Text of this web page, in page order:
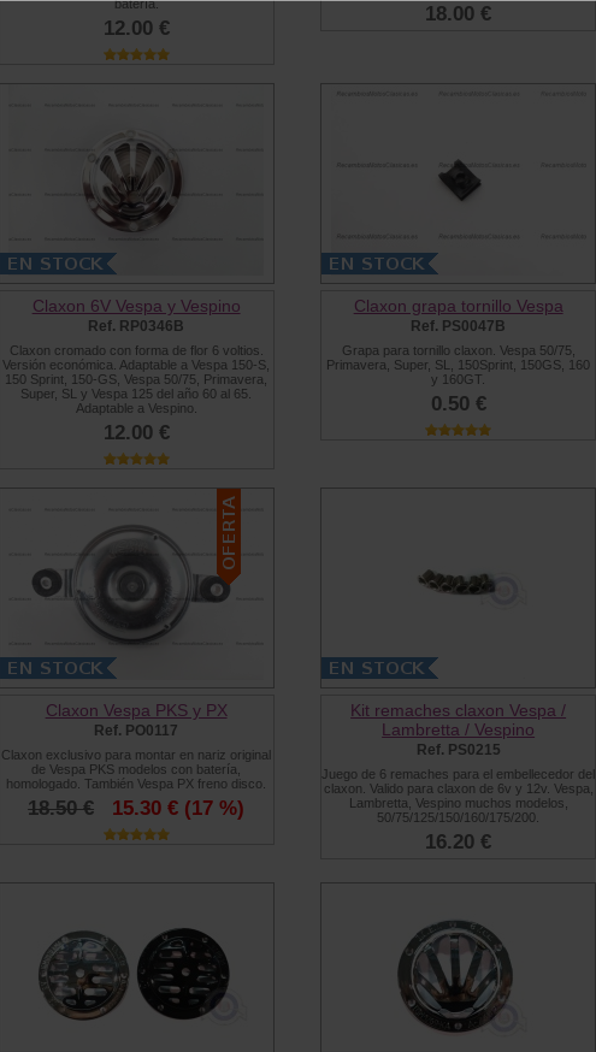
batería.
12.00 €
18.00 €
Claxon 6V Vespa y Vespino
Ref. RP0346B
Claxon cromado con forma de flor 6 voltios.
Versión económica. Adaptable a Vespa 150-S,
150 Sprint, 150-GS, Vespa 50/75, Primavera,
Super, SL y Vespa 125 del año 60 al 65.
Adaptable a Vespino.
12.00 €
Claxon grapa tornillo Vespa
Ref. PS0047B
Grapa para tornillo claxon. Vespa 50/75,
Primavera, Super, SL, 150Sprint, 150GS, 160
y 160GT.
0.50 €
Claxon Vespa PKS y PX
Ref. PO0117
Claxon exclusivo para montar en nariz original
de Vespa PKS modelos con batería,
homologado. También Vespa PX freno disco.
18.50 € 15.30 € (17 %)
Kit remaches claxon Vespa /
Lambretta / Vespino
Ref. PS0215
Juego de 6 remaches para el embellecedor del
claxon. Valido para claxon de 6v y 12v. Vespa,
Lambretta, Vespino muchos modelos,
50/75/125/150/160/175/200.
16.20 €